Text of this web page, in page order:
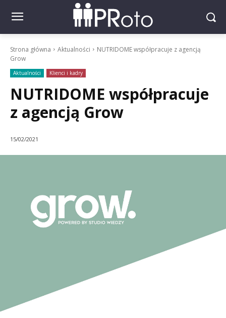
Strona główna Aktualności
NUTRIDOME współpracuje z agencją
Grow
Aktualności Klienci i kadry
NUTRIDOME współpracuje
z agencją Grow
15/02/2021